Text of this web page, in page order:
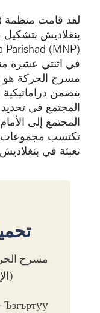
بنغلاديش
في اثنتي عشرة
مسرح الحركة
يتضمن
المجتمع في
المجتمع إلى
تكتسب مجموعات
تعبئة في
مسرح
Ъзгъртyy